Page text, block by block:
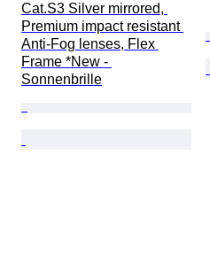
Cat.S3 Silver mirrored,
Premium impact resistant
Anti-Fog lenses, Flex
Frame *New -
Sonnenbrille